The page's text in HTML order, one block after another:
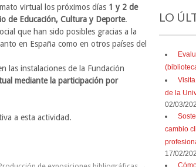
virtual los próximos días 1 y 2 de
de Educación, Cultura y Deporte.
que han sido posibles gracias a la
en España como en otros países del
las instalaciones de la Fundación
mediante la participación por
a esta actividad.
LO
de la
02/03/
cambio
17/02/